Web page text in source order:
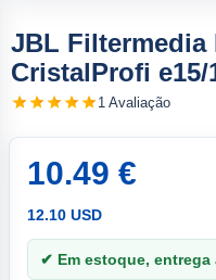
JBL Filtermedia
CristalProfi e15/
1 Avaliação
10.49 €
12.10 USD
✔ Em estoque, entrega